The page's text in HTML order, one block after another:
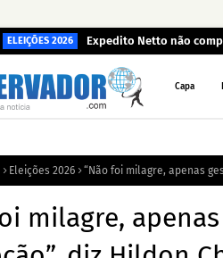
ELEIÇÕES 2026 Expedito Netto não
Capa
Eleições 2026 “Não foi milagre, apenas
milagre,